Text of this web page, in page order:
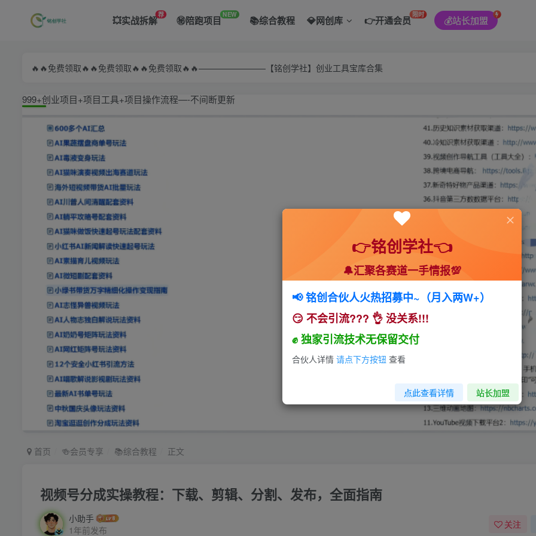
💥实战拆解荐 ㊙️陪跑项目NEW 📚综合教程 💎网创库 👉开通会员限时 💰站长加盟
🔥🔥免费领取🔥🔥免费领取🔥🔥免费领取🔥🔥————————【铭创学社】创业工具宝库合集
999+创业项目+项目工具+项目操作流程—-不间断更新
首页 🍻会员专享 📚综合教程 正文
视频号分成实操教程：下载、剪辑、分割、发布，全面指南
小助手
1年前发布
关注
👉铭创学社👈
🔔汇聚各赛道一手情报💯
📢 铭创合伙人火热招募中~（月入两W+）
😏 不会引流??? 👌 没关系!!!
✊ 独家引流技术无保留交付
合伙人详情 请点下方按钮 查看
点此查看详情 站长加盟